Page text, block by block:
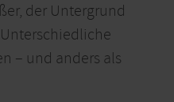
der Untergrund
– und anders als